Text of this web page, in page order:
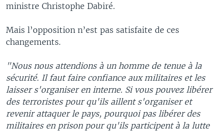
ministre Christophe Dabiré.
Mais l’opposition n’est pas satisfaite de ces
changements.
"Nous nous attendions à un homme de tenue à la
sécurité. Il faut faire confiance aux militaires et les
laisser s'organiser en interne. Si vous pouvez libérer
des terroristes pour qu'ils aillent s'organiser et
revenir attaquer le pays, pourquoi pas libérer des
militaires en prison pour qu'ils participent à la lutte